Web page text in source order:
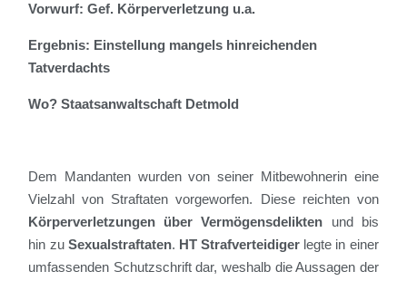
Vorwurf:Gef. Körperverletzung u.a.
Ergebnis: Einstellung mangels hinreichenden
Tatverdachts
Wo? Staatsanwaltschaft Detmold
Dem Mandanten wurden von seiner Mitbewohnerin eine
Vielzahl von Straftaten vorgeworfen. Diese reichten von
Körperverletzungen über Vermögensdelikten und bis
hin zu Sexualstraftaten. HT Strafverteidiger legte in einer
umfassenden Schutzschrift dar, weshalb die Aussagen der